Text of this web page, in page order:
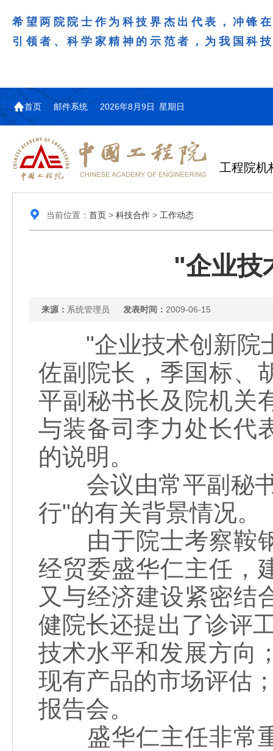
希望两院院士作为科技界杰出代表，冲锋
引领者、科学家精神的示范者，为我国科
首页 邮件系统 2026年8月9日 星期日
工程院机
当前位置： 首页> 科技合作> 工作动态
"企业技
来源： 系统管理员 发表时间： 2009-06-15
"企业技术创新院士
佐副院长，季国标、
平副秘书长及院机关
与装备司李力处长代
的说明。
会议由常平副秘书
行"的有关背景情况。
由于院士考察鞍钢
经贸委盛华仁主任，
又与经济建设紧密结
健院长还提出了诊评
技术水平和发展方向
现有产品的市场评估
报告会。
盛华仁主任非常重